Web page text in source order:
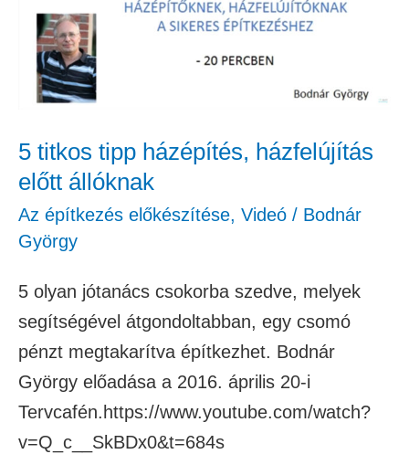
5 titkos tipp házépítés, házfelújítás
előtt állóknak
Az építkezés előkészítése, Videó / Bodnár
György
5 olyan jótanács csokorba szedve, melyek
segítségével átgondoltabban, egy csomó
pénzt megtakarítva építkezhet. Bodnár
György előadása a 2016. április 20-i
Tervcafén.https://www.youtube.com/watch?
v=Q_c__SkBDx0&t=684s
házfelújítás
előtt
állóknak